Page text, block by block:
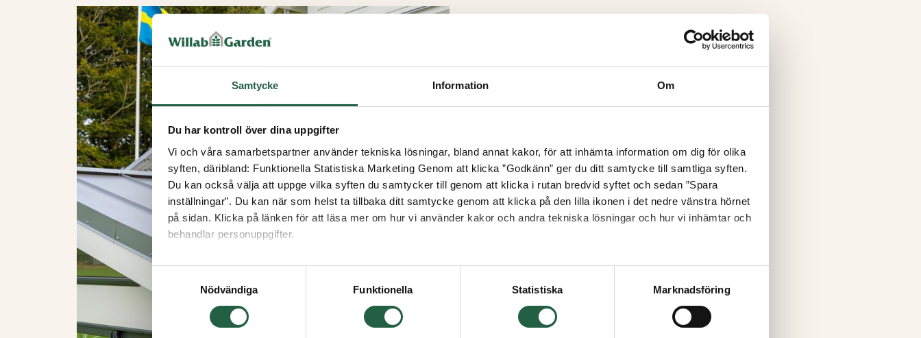
Samtycke Information Om
Du har kontroll över dina uppgifter
Vi och våra samarbetspartner använder tekniska lösningar, bland annat kakor, för att inhämta information om dig för olika
syften, däribland: Funktionella Statistiska Marketing Genom att klicka ”Godkänn” ger du ditt samtycke till samtliga syften.
Du kan också välja att uppge vilka syften du samtycker till genom att klicka i rutan bredvid syftet och sedan ”Spara
inställningar”. Du kan när som helst ta tillbaka ditt samtycke genom att klicka på den lilla ikonen i det nedre vänstra hörnet
på sidan. Klicka på länken för att läsa mer om hur vi använder kakor och andra tekniska lösningar och hur vi inhämtar och
behandlar personuppgifter.
Ta reda på mer om cookies Googles sekretesspolicy
Nödvändiga
Funktionella Statistiska Marknadsföring